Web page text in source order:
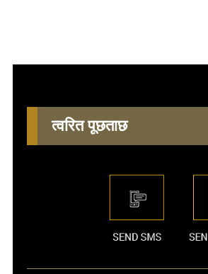
त्वरित पूछताछ